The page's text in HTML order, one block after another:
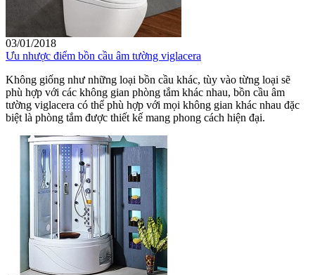
03/01/2018
Ưu nhược điểm bồn cầu âm tường viglacera
Không giống như những loại bồn cầu khác, tùy vào từng loại sẽ
phù hợp với các không gian phòng tắm khác nhau, bồn cầu âm
tường viglacera có thể phù hợp với mọi không gian khác nhau đặc
biệt là phòng tắm được thiết kế mang phong cách hiện đại.